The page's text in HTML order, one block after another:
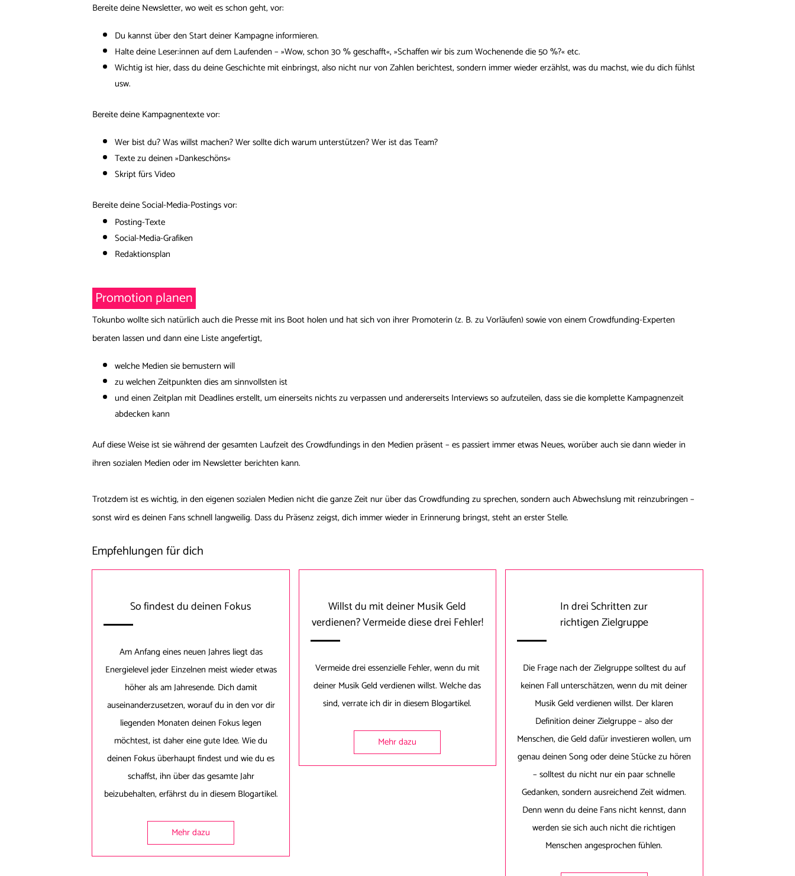
Bereite deine Newsletter, wo weit es schon geht, vor:
Du kannst über den Start deiner Kampagne informieren.
Halte deine Leser:innen auf dem Laufenden – »Wow, schon 30 % geschafft«, »Schaffen wir bis zum Wochenende die 50 %?« etc.
Wichtig ist hier, dass du deine Geschichte mit einbringst, also nicht nur von Zahlen berichtest, sondern immer wieder erzählst, was du machst, wie du dich fühlst
usw.
Bereite deine Kampagnentexte vor:
Wer bist du? Was willst machen? Wer sollte dich warum unterstützen? Wer ist das Team?
Texte zu deinen »Dankeschöns«
Skript fürs Video
Bereite deine Social-Media-Postings vor:
Posting-Texte
Social-Media-Grafiken
Redaktionsplan
Promotion planen
Tokunbo wollte sich natürlich auch die Presse mit ins Boot holen und hat sich von ihrer Promoterin (z. B. zu Vorläufen) sowie von einem Crowdfunding-Experten
beraten lassen und dann eine Liste angefertigt,
welche Medien sie bemustern will
zu welchen Zeitpunkten dies am sinnvollsten ist
und einen Zeitplan mit Deadlines erstellt, um einerseits nichts zu verpassen und andererseits Interviews so aufzuteilen, dass sie die komplette Kampagnenzeit
abdecken kann
Auf diese Weise ist sie während der gesamten Laufzeit des Crowdfundings in den Medien präsent – es passiert immer etwas Neues, worüber auch sie dann wieder in
ihren sozialen Medien oder im Newsletter berichten kann.
Trotzdem ist es wichtig, in den eigenen sozialen Medien nicht die ganze Zeit nur über das Crowdfunding zu sprechen, sondern auch Abwechslung mit reinzubringen –
sonst wird es deinen Fans schnell langweilig. Dass du Präsenz zeigst, dich immer wieder in Erinnerung bringst, steht an erster Stelle.
Empfehlungen für dich
So findest du deinen Fokus
Am Anfang eines neuen Jahres liegt das
Energielevel jeder Einzelnen meist wieder etwas
höher als am Jahresende. Dich damit
auseinanderzusetzen, worauf du in den vor dir
liegenden Monaten deinen Fokus legen
möchtest, ist daher eine gute Idee. Wie du
deinen Fokus überhaupt findest und wie du es
schaffst, ihn über das gesamte Jahr
beizubehalten, erfährst du in diesem Blogartikel.
Mehr dazu
Willst du mit deiner Musik Geld
verdienen? Vermeide diese drei Fehler!
Vermeide drei essenzielle Fehler, wenn du mit
deiner Musik Geld verdienen willst. Welche das
sind, verrate ich dir in diesem Blogartikel.
Mehr dazu
In drei Schritten zur
richtigen Zielgruppe
Die Frage nach der Zielgruppe solltest du auf
keinen Fall unterschätzen, wenn du mit deiner
Musik Geld verdienen willst. Der klaren
Definition deiner Zielgruppe – also der
Menschen, die Geld dafür investieren wollen, um
genau deinen Song oder deine Stücke zu hören
– solltest du nicht nur ein paar schnelle
Gedanken, sondern ausreichend Zeit widmen.
Denn wenn du deine Fans nicht kennst, dann
werden sie sich auch nicht die richtigen
Menschen angesprochen fühlen.